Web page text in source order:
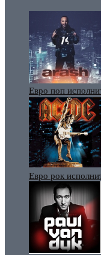
Евро поп
Евро рок